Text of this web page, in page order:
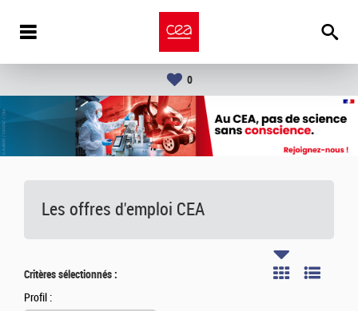
0
Les offres d'emploi CEA
Critères sélectionnés :
Profil :